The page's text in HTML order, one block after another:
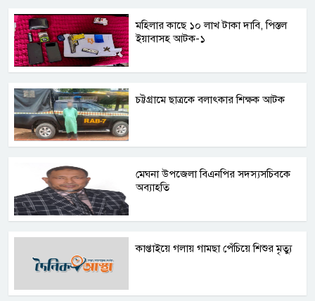
মহিলার কাছে ১০ লাখ টাকা দাবি, পিস্তল
ইয়াবাসহ আটক-১
চট্টগ্রামে ছাত্রকে বলাৎকার শিক্ষক আটক
মেঘনা উপজেলা বিএনপির সদস্যসচিবকে
অব্যাহতি
কাপ্তাইয়ে গলায় গামছা পেঁচিয়ে শিশুর মৃত্যু